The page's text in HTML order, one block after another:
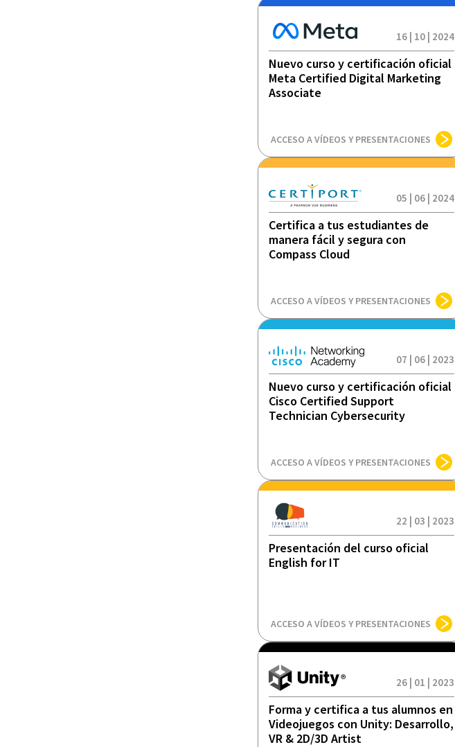
16 | 10 | 2024
Nuevo curso y certificación oficial
Meta Certified Digital Marketing
Associate
ACCESO A VÍDEOS Y PRESENTACIONES
05 | 06 | 2024
Certifica a tus estudiantes de
manera fácil y segura con
Compass Cloud
ACCESO A VÍDEOS Y PRESENTACIONES
07 | 06 | 2023
Nuevo curso y certificación oficial
Cisco Certified Support
Technician Cybersecurity
ACCESO A VÍDEOS Y PRESENTACIONES
22 | 03 | 2023
Presentación del curso oficial
English for IT
ACCESO A VÍDEOS Y PRESENTACIONES
26 | 01 | 2023
Forma y certifica a tus alumnos en
Videojuegos con Unity: Desarrollo,
VR & 2D/3D Artist